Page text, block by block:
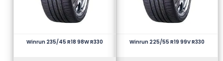
Winrun 225/55 R19 99V R330
Winrun 235/45 R18 98W R330